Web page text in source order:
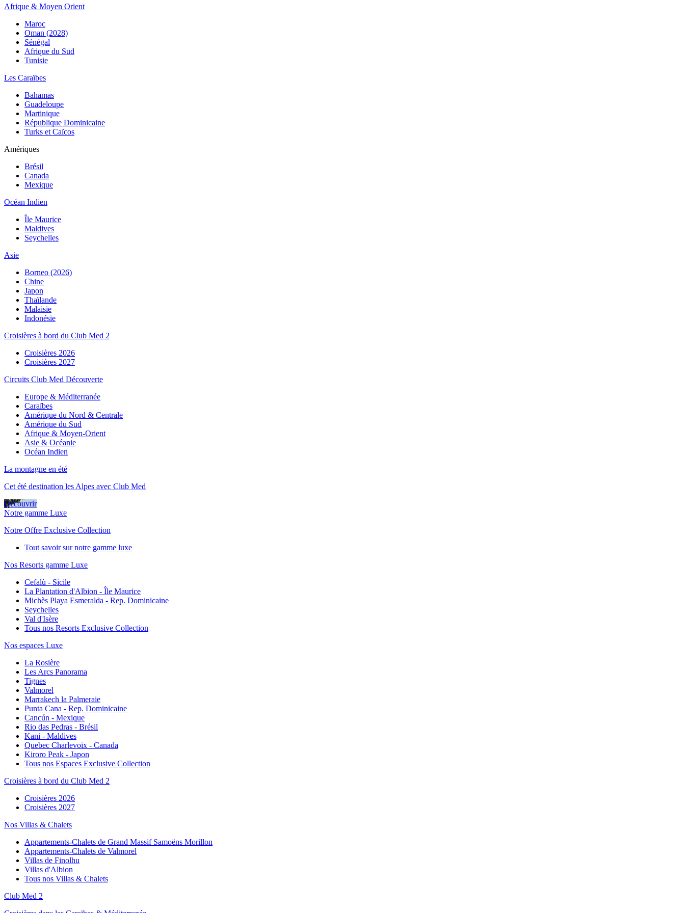
Afrique & Moyen Orient
Maroc
Oman (2028)
Sénégal
Afrique du Sud
Tunisie
Les Caraïbes
Bahamas
Guadeloupe
Martinique
République Dominicaine
Turks et Caïcos
Amériques
Brésil
Canada
Mexique
Océan Indien
Île Maurice
Maldives
Seychelles
Asie
Borneo (2026)
Chine
Japon
Thaïlande
Malaisie
Indonésie
Croisières à bord du Club Med 2
Croisières 2026
Croisières 2027
Circuits Club Med Découverte
Europe & Méditerranée
Caraïbes
Amérique du Nord & Centrale
Amérique du Sud
Afrique & Moyen-Orient
Asie & Océanie
Océan Indien
La montagne en été
Cet été destination les Alpes avec Club Med
Découvrir
Notre gamme Luxe
Notre Offre Exclusive Collection
Tout savoir sur notre gamme luxe
Nos Resorts gamme Luxe
Cefalù - Sicile
La Plantation d'Albion - Île Maurice
Michès Playa Esmeralda - Rep. Dominicaine
Seychelles
Val d'Isère
Tous nos Resorts Exclusive Collection
Nos espaces Luxe
La Rosière
Les Arcs Panorama
Tignes
Valmorel
Marrakech la Palmeraie
Punta Cana - Rep. Dominicaine
Cancún - Mexique
Rio das Pedras - Brésil
Kani - Maldives
Quebec Charlevoix - Canada
Kiroro Peak - Japon
Tous nos Espaces Exclusive Collection
Croisières à bord du Club Med 2
Croisières 2026
Croisières 2027
Nos Villas & Chalets
Appartements-Chalets de Grand Massif Samoëns Morillon
Appartements-Chalets de Valmorel
Villas de Finolhu
Villas d'Albion
Tous nos Villas & Chalets
Club Med 2